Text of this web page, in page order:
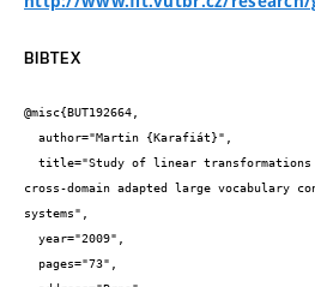
BIBTEX
@misc{BUT192664,
cross-domain adapted large vocabulary
systems",